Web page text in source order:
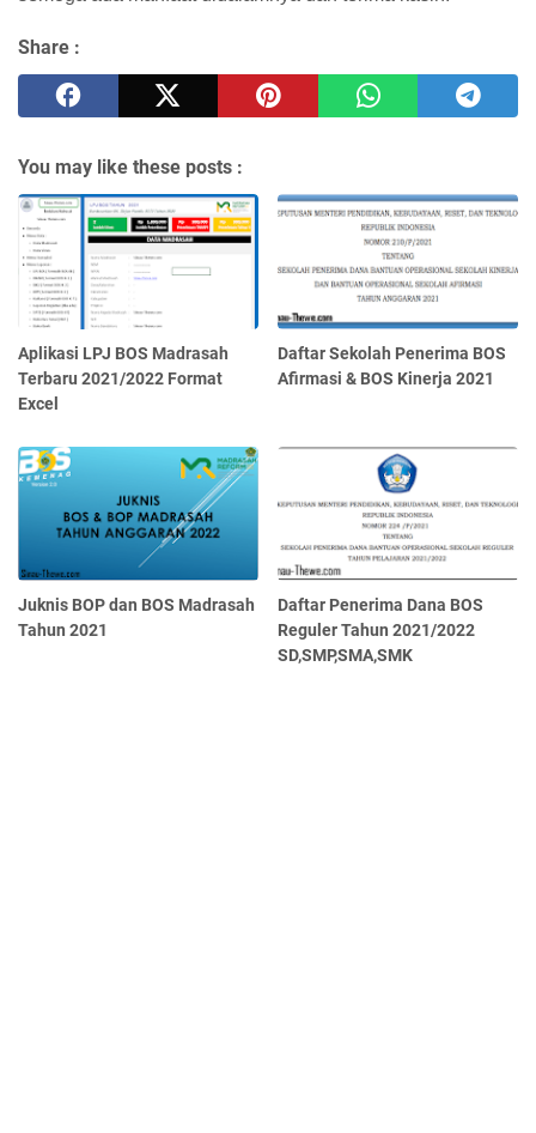
Share :
You may like these posts :
Aplikasi LPJ BOS Madrasah
Terbaru 2021/2022 Format
Excel
Daftar Sekolah Penerima BOS
Afirmasi & BOS Kinerja 2021
Juknis BOP dan BOS Madrasah
Tahun 2021
Daftar Penerima Dana BOS
Reguler Tahun 2021/2022
SD,SMP,SMA,SMK